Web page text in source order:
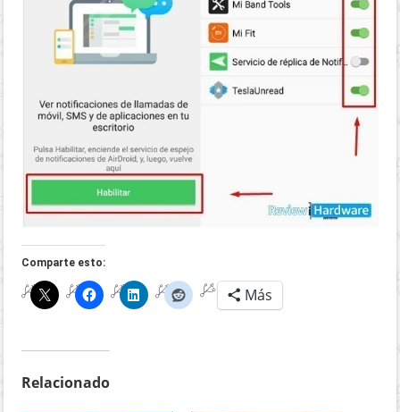
Comparte esto:
Más
Relacionado